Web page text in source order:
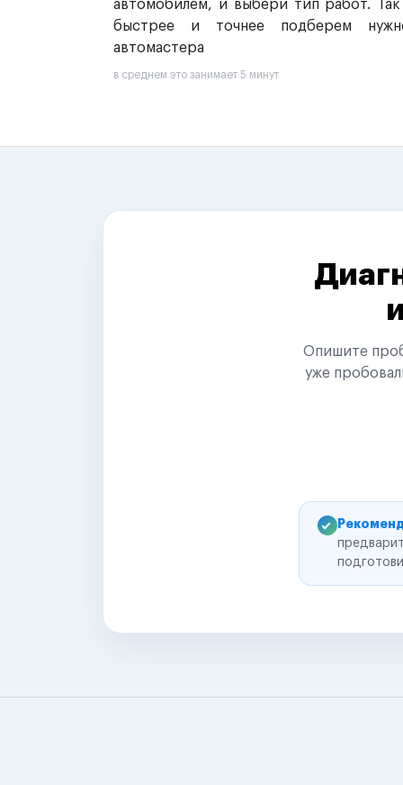
автомобилем, и выбери тип работ.
быстрее и точнее подберем
автомастера
в среднем это занимает 5 минут
Опишите
уже